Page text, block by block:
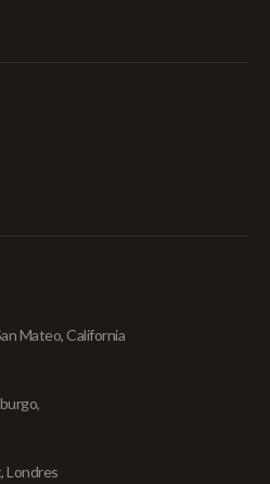
Mateo, California
Londres